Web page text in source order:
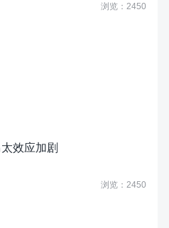
浏览：2450
效应加剧
浏览：2450